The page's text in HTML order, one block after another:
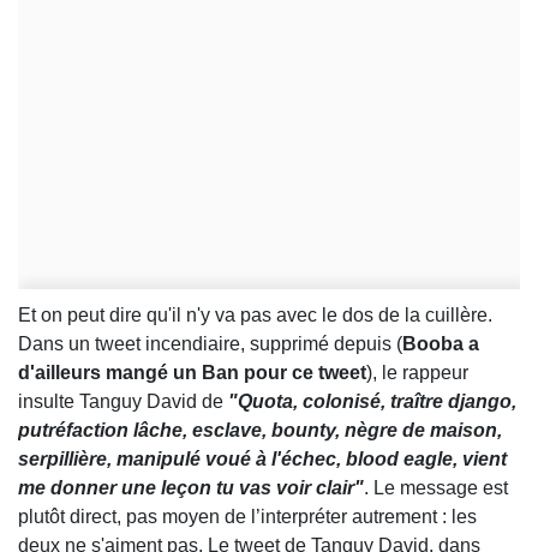
Et on peut dire qu'il n'y va pas avec le dos de la cuillère.
Dans un tweet incendiaire, supprimé depuis (Booba a
d'ailleurs mangé un Ban pour ce tweet), le rappeur
insulte Tanguy David de "Quota, colonisé, traître django,
putréfaction lâche, esclave, bounty, nègre de maison,
serpillière, manipulé voué à l'échec, blood eagle, vient
me donner une leçon tu vas voir clair". Le message est
plutôt direct, pas moyen de l’interpréter autrement : les
deux ne s'aiment pas. Le tweet de Tanguy David, dans